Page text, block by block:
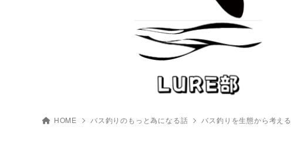
HOME バス釣りのもっと為になる話 バス釣りを生態から考える